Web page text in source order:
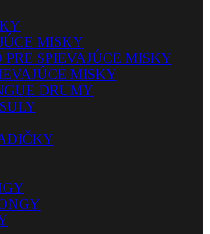
MISKY
PRE SPIEVAJÚCE MISKY
MISKY
DRUMY